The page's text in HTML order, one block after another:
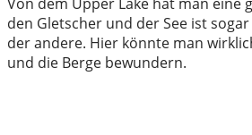
den Gletscher und der See ist
der andere. Hier könnte man
und die Berge bewundern.